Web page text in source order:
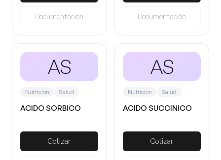
Documentación Documentación
AS
Nutricion Salud
ACIDO SORBICO
Cotizar
AS
Nutricion Salud
ACIDO SUCCINICO
Cotizar